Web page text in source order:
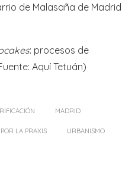
de Malasaña de Madrid
: procesos de
Aquí Tetuán)
MADRID
LA PRAXIS URBANISMO